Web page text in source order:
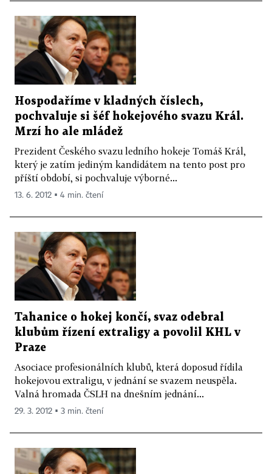
Hospodaříme v kladných číslech,
pochvaluje si šéf hokejového svazu Král.
Mrzí ho ale mládež
Prezident Českého svazu ledního hokeje Tomáš Král,
který je zatím jediným kandidátem na tento post pro
příští období, si pochvaluje výborné...
13. 6. 2012 ▪ 4 min. čtení
Tahanice o hokej končí, svaz odebral
klubům řízení extraligy a povolil KHL v
Praze
Asociace profesionálních klubů, která doposud řídila
hokejovou extraligu, v jednání se svazem neuspěla.
Valná hromada ČSLH na dnešním jednání...
29. 3. 2012 ▪ 3 min. čtení